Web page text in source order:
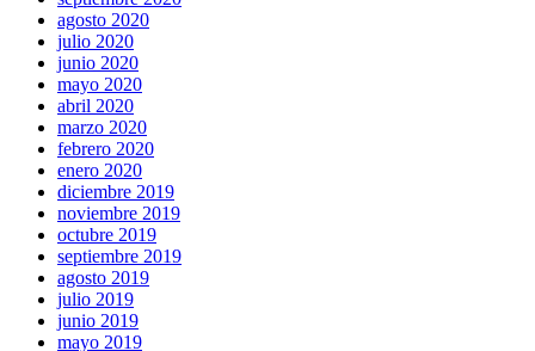
agosto 2020
julio 2020
junio 2020
mayo 2020
abril 2020
marzo 2020
febrero 2020
enero 2020
diciembre 2019
noviembre 2019
octubre 2019
septiembre 2019
agosto 2019
julio 2019
junio 2019
mayo 2019